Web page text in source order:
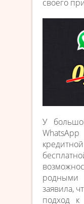
своего
У
родными
заявила,
подход